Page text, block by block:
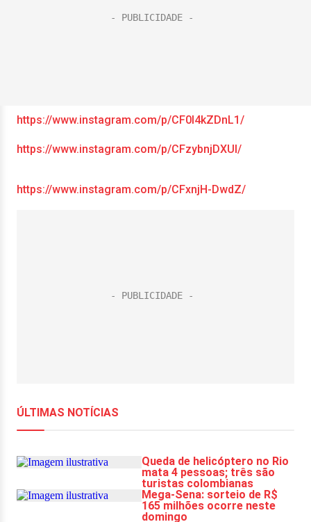
https://www.instagram.com/p/CF0l4kZDnL1/
https://www.instagram.com/p/CFzybnjDXUl/
https://www.instagram.com/p/CFxnjH-DwdZ/